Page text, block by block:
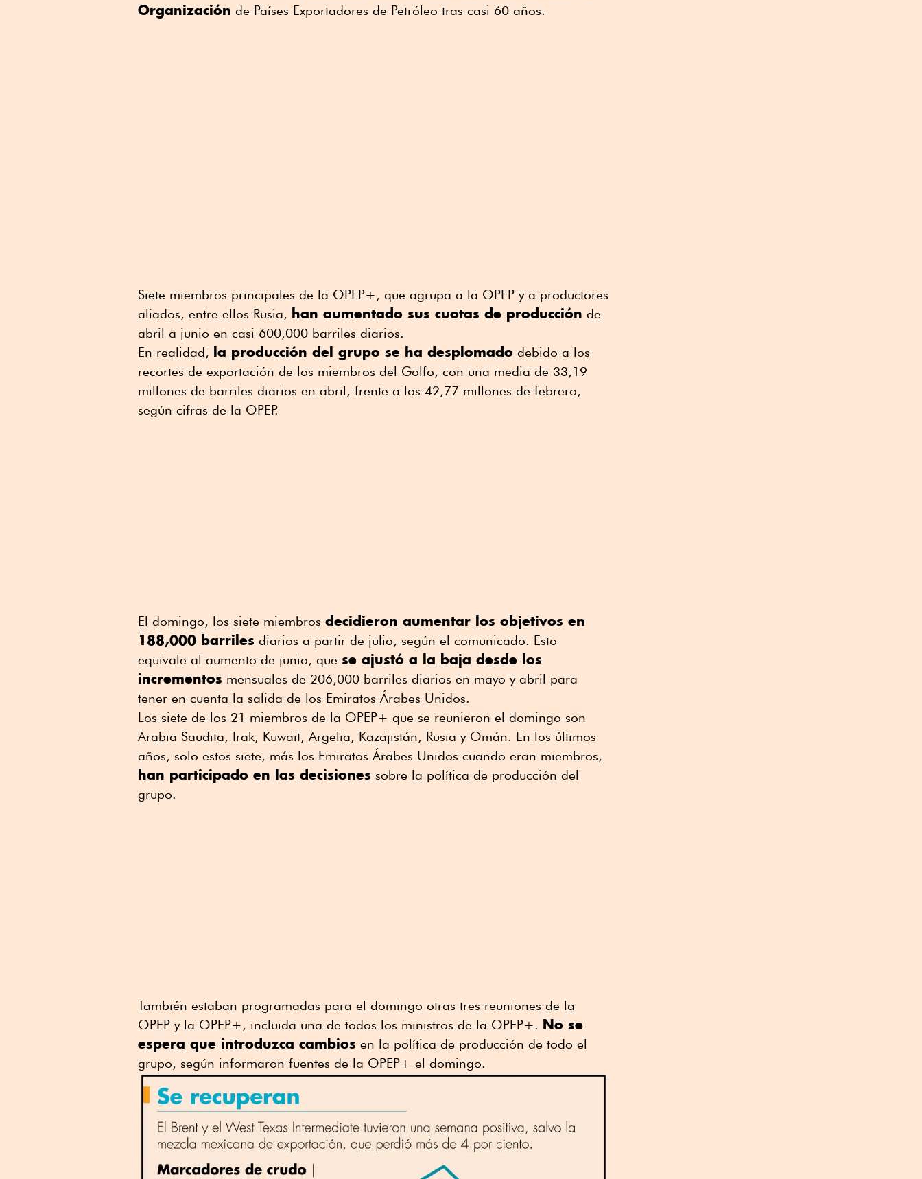
Organización de Países Exportadores de Petróleo tras casi 60 años.
Siete miembros principales de la OPEP+, que agrupa a la OPEP y a productores
aliados, entre ellos Rusia, han aumentado sus cuotas de producción de
abril a junio en casi 600,000 barriles diarios.
En realidad, la producción del grupo se ha desplomado debido a los
recortes de exportación de los miembros del Golfo, con una media de 33,19
millones de barriles diarios en abril, frente a los 42,77 millones de febrero,
según cifras de la OPEP.
El domingo, los siete miembros decidieron aumentar los objetivos en
188,000 barriles diarios a partir de julio, según el comunicado. Esto
equivale al aumento de junio, que se ajustó a la baja desde los
incrementos mensuales de 206,000 barriles diarios en mayo y abril para
tener en cuenta la salida de los Emiratos Árabes Unidos.
Los siete de los 21 miembros de la OPEP+ que se reunieron el domingo son
Arabia Saudita, Irak, Kuwait, Argelia, Kazajistán, Rusia y Omán. En los últimos
años, solo estos siete, más los Emiratos Árabes Unidos cuando eran miembros,
han participado en las decisiones sobre la política de producción del
grupo.
También estaban programadas para el domingo otras tres reuniones de la
OPEP y la OPEP+, incluida una de todos los ministros de la OPEP+. No se
espera que introduzca cambios en la política de producción de todo el
grupo, según informaron fuentes de la OPEP+ el domingo.